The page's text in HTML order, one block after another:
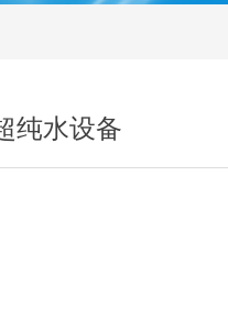
纯水设备